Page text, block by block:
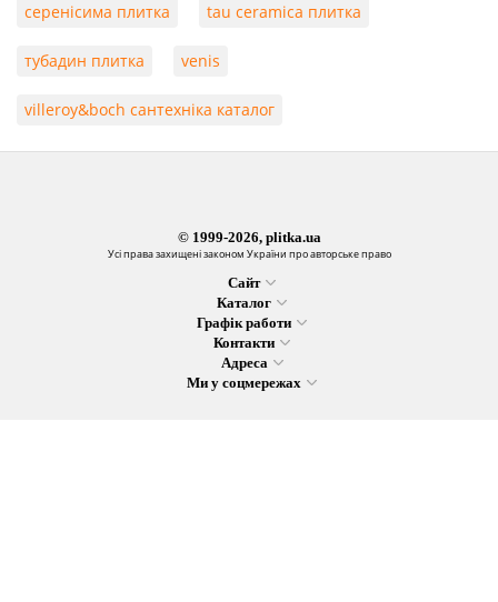
серенісима плитка tau ceramica плитка
тубадин плитка venis
villeroy&boch сантехніка каталог
© 1999-2026, plitka.ua
Усі права захищені законом України про авторське право
Сайт
Каталог
Графік работи
Контакти
Адреса
Ми у соцмережах